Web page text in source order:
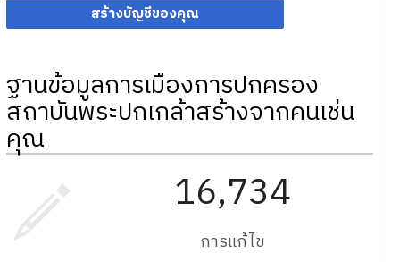
สร้างบัญชีของคุณ
ฐานข้อมูลการเมืองการปกครอง
สถาบันพระปกเกล้าสร้างจากคนเช่น
คุณ
16,734
การแก้ไข